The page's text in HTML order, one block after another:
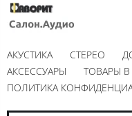
АКУСТИКА СТЕРЕО
АКСЕССУАРЫ
ТОВАРЫ
ПОЛИТИКА